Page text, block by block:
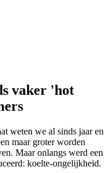
vaker 'hot
weten we al sinds jaar en
maar groter worden
Maar onlangs werd een
koelte-ongelijkheid.